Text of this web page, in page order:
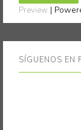
Preview |
SÍGUENOS EN